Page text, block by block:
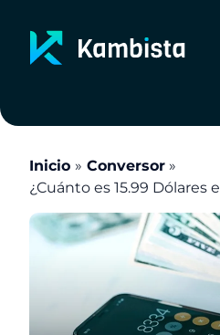
contenido
Inicio
Conversor
¿Cuánto es 15.99 Dólares